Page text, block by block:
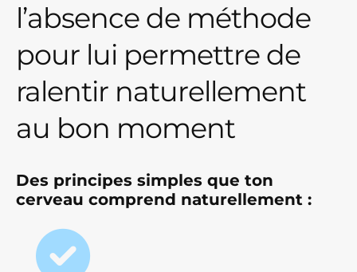
l’absence de méthode
pour lui permettre de
ralentir naturellement
au bon moment
Des principes simples que ton
cerveau comprend naturellement :